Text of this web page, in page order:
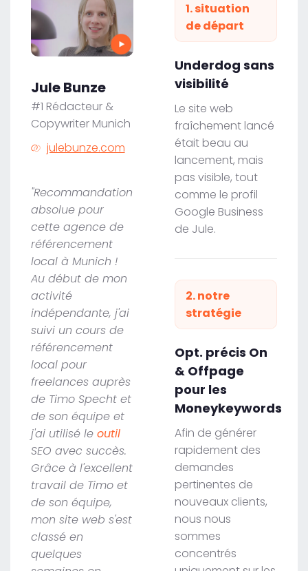
Jule Bunze
#1 Rédacteur &
Copywriter Munich
julebunze.com
"Recommandation
absolue pour
cette agence de
référencement
local à Munich !
Au début de mon
activité
indépendante, j'ai
suivi un cours de
référencement
local pour
freelances auprès
de Timo Specht et
de son équipe et
j'ai utilisé le outil
SEO avec succès.
Grâce à l'excellent
travail de Timo et
de son équipe,
mon site web s'est
classé en
quelques
1. situation
de départ
Underdog sans
visibilité
Le site web
fraîchement lancé
était beau au
lancement, mais
pas visible, tout
comme le profil
Google Business
de Jule.
2. notre
stratégie
Opt. précis On
& Offpage
pour les
Moneykeywords
Afin de générer
rapidement des
demandes
pertinentes de
nouveaux clients,
nous nous
sommes
concentrés